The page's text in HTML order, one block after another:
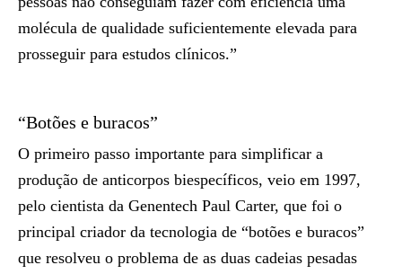
molécula de qualidade suficientemente elevada para
prosseguir para estudos clínicos.”
“Botões e buracos”
O primeiro passo importante para simplificar a
produção de anticorpos biespecíficos, veio em 1997,
pelo cientista da Genentech Paul Carter, que foi o
principal criador da tecnologia de “botões e buracos”
que resolveu o problema de as duas cadeias pesadas